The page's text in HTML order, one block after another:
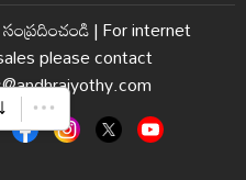
|For internet
please contact